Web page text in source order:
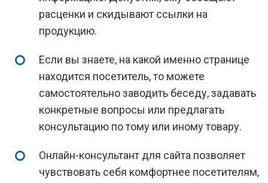
расценки и скидывают ссылки на
продукцию.
Если вы знаете, на какой именно странице
находится посетитель, то можете
самостоятельно заводить беседу, задавать
конкретные вопросы или предлагать
консультацию по тому или иному товару.
Онлайн-консультант для сайта позволяет
чувствовать себя комфортнее посетителям,